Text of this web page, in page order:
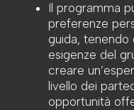
Il programma
preferenze
guida, tenendo
esigenze del
creare
livello dei
opportunità